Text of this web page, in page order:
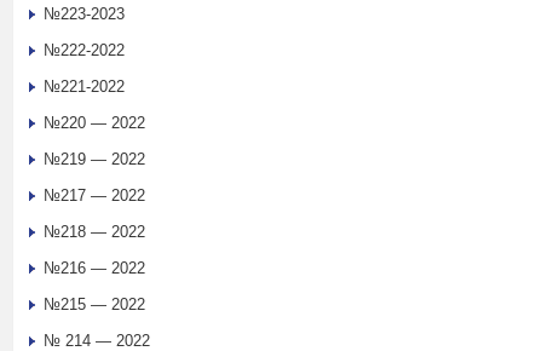
№223-2023
№222-2022
№221-2022
№220 — 2022
№219 — 2022
№217 — 2022
№218 — 2022
№216 — 2022
№215 — 2022
№ 214 — 2022